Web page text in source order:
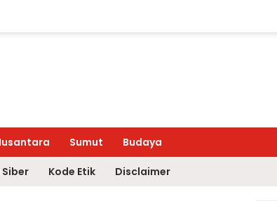
Sumut Budaya
Kode Etik Disclaimer